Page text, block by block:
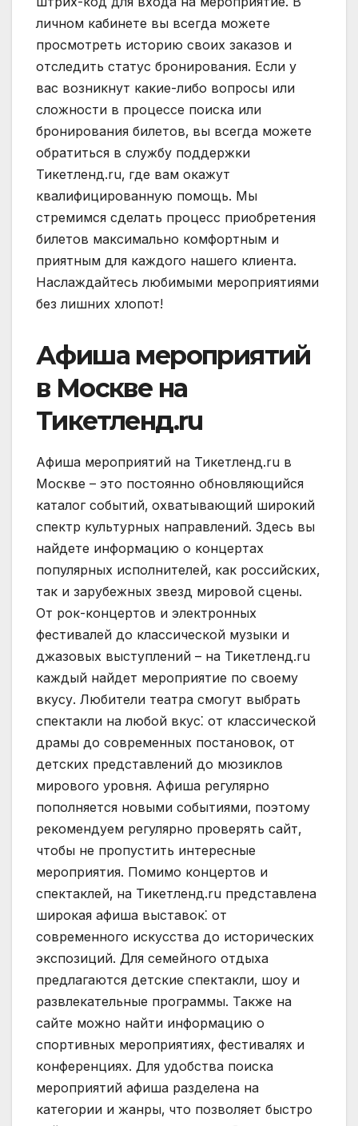
личном кабинете вы всегда можете
просмотреть историю своих заказов и
отследить статус бронирования. Если у
вас возникнут какие-либо вопросы или
сложности в процессе поиска или
бронирования билетов‚ вы всегда можете
обратиться в службу поддержки
Тикетленд.ru‚ где вам окажут
квалифицированную помощь. Мы
стремимся сделать процесс приобретения
билетов максимально комфортным и
приятным для каждого нашего клиента.
Наслаждайтесь любимыми мероприятиями
без лишних хлопот!
Афиша мероприятий
в Москве на
Тикетленд.ru
Афиша мероприятий на Тикетленд.ru в
Москве – это постоянно обновляющийся
каталог событий‚ охватывающий широкий
спектр культурных направлений. Здесь вы
найдете информацию о концертах
популярных исполнителей‚ как российских‚
так и зарубежных звезд мировой сцены.
От рок-концертов и электронных
фестивалей до классической музыки и
джазовых выступлений – на Тикетленд.ru
каждый найдет мероприятие по своему
вкусу. Любители театра смогут выбрать
спектакли на любой вкус⁚ от классической
драмы до современных постановок‚ от
детских представлений до мюзиклов
мирового уровня. Афиша регулярно
пополняется новыми событиями‚ поэтому
рекомендуем регулярно проверять сайт‚
чтобы не пропустить интересные
мероприятия. Помимо концертов и
спектаклей‚ на Тикетленд.ru представлена
широкая афиша выставок⁚ от
современного искусства до исторических
экспозиций. Для семейного отдыха
предлагаются детские спектакли‚ шоу и
развлекательные программы. Также на
сайте можно найти информацию о
спортивных мероприятиях‚ фестивалях и
конференциях. Для удобства поиска
мероприятий афиша разделена на
категории и жанры‚ что позволяет быстро